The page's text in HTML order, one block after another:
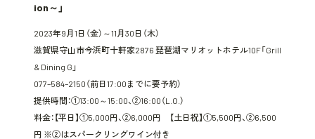
ion～」
2023年9月1日（金）～11月30日（木）
滋賀県守山市今浜町十軒家2876 琵琶湖マリオットホテル10F「Grill
& Dining G」
077–584–2150（前日17:00までに要予約）
提供時間：①13:00～15:00、②16:00（L.O.）
料金：【平日】①5,000円、②6,000円 【土日祝】①5,500円、②6,500
円 ※②はスパークリングワイン付き